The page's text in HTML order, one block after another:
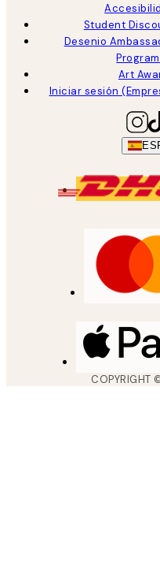
Student
Desenio
Art
Iniciar sesión
COPYRIGHT